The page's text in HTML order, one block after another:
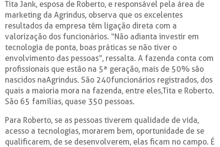
Tita Jank, esposa de Roberto, e responsável pela área de
marketing da Agrindus, observa que os excelentes
resultados da empresa têm ligação direta com a
valorização dos funcionários. “Não adianta investir em
tecnologia de ponta, boas práticas se não tiver o
envolvimento das pessoas”, ressalta. A fazenda conta com
profissionais que estão na 5ª geração, mais de 50% são
nascidos naAgrindus. São 240funcionários registrados, dos
quais a maioria mora na fazenda, entre eles,Tita e Roberto.
São 65 famílias, quase 350 pessoas.
Para Roberto, se as pessoas tiverem qualidade de vida,
acesso a tecnologias, morarem bem, oportunidade de se
qualificarem, de se desenvolverem, elas ficam no campo. É